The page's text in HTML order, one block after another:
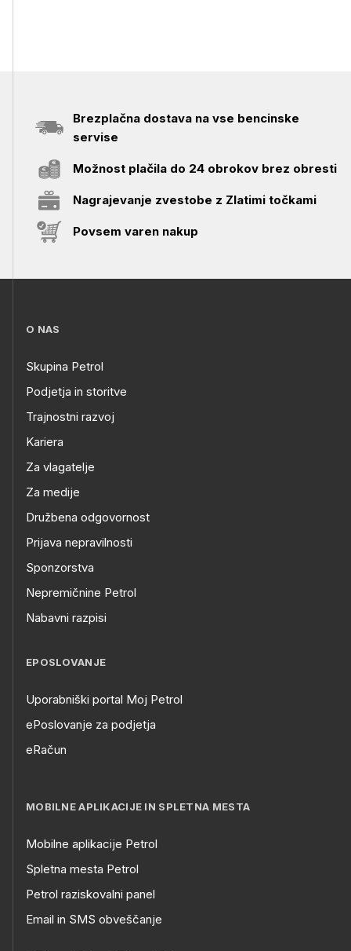
Brezplačna dostava na vse bencinske
servise
Možnost plačila do 24 obrokov brez obresti
Nagrajevanje zvestobe z Zlatimi točkami
Povsem varen nakup
O NAS
Skupina Petrol
Podjetja in storitve
Trajnostni razvoj
Kariera
Za vlagatelje
Za medije
Družbena odgovornost
Prijava nepravilnosti
Sponzorstva
Nepremičnine Petrol
Nabavni razpisi
EPOSLOVANJE
Uporabniški portal Moj Petrol
ePoslovanje za podjetja
eRačun
MOBILNE APLIKACIJE IN SPLETNA MESTA
Mobilne aplikacije Petrol
Spletna mesta Petrol
Petrol raziskovalni panel
Email in SMS obveščanje